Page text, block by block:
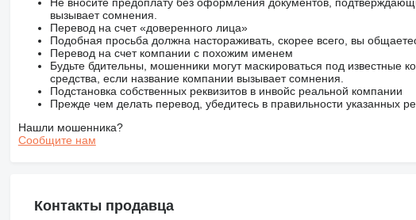
Не вносите предоплату без оформления документов,
вызывает сомнения.
Перевод на счет «доверенного лица»
Подобная просьба должна настораживать, скорее всего, вы
Перевод на счет компании с похожим именем
Будьте бдительны, мошенники могут маскироваться под известные
средства, если название компании вызывает сомнения.
Подстановка собственных реквизитов в инвойс реальной компании
Прежде чем делать перевод, убедитесь в правильности указанных
Нашли мошенника?
Сообщите нам
Контакты продавца